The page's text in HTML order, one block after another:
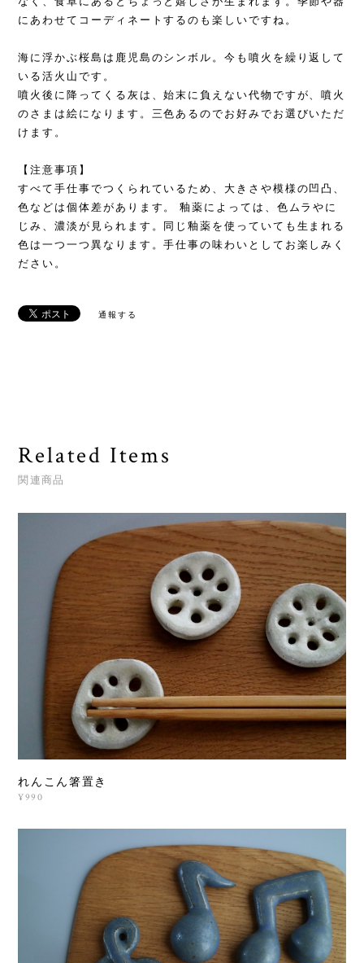
にあわせてコーディネートするのも楽しいですね。
海に浮かぶ桜島は鹿児島のシンボル。今も噴火を繰り返して
いる活火山です。
噴火後に降ってくる灰は、始末に負えない代物ですが、噴火
のさまは絵になります。三色あるのでお好みでお選びいただ
けます。
【注意事項】
すべて手仕事でつくられているため、大きさや模様の凹凸、
色などは個体差があります。 釉薬によっては、色ムラやに
じみ、濃淡が見られます。同じ釉薬を使っていても生まれる
色は一つ一つ異なります。手仕事の味わいとしてお楽しみく
ださい。
通報する
Related Items
関連商品
れんこん箸置き
¥990